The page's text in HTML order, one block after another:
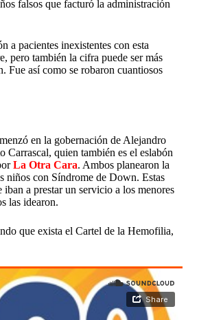
falsos que facturó la administración
a pacientes inexistentes con esta
pero también la cifra puede ser más
Fue así como se robaron cuantiosos
en la gobernación de Alejandro
quien también es el eslabón
La Otra Cara. Ambos planearon la
niños con Síndrome de Down. Estas
a prestar un servicio a los menores
las idearon.
que exista el Cartel de la Hemofilia,